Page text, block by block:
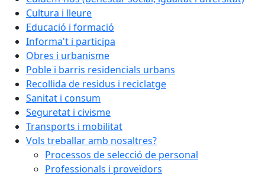
Cultura i lleure
Educació i formació
Informa't i participa
Obres i urbanisme
Poble i barris residencials urbans
Recollida de residus i reciclatge
Sanitat i consum
Seguretat i civisme
Transports i mobilitat
Vols treballar amb nosaltres?
Processos de selecció de personal
Professionals i proveïdors